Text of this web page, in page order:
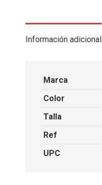
Información adicional
Marca
Color
Talla
Ref
UPC